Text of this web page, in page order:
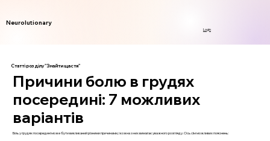
Neurolutionary
Login
Статті розділу "Знайти щастя"
Причини болю в грудях
посередині: 7 можливих
варіантів
Біль у грудях посередині може бути викликаний різними причинами, і кожна з них вимагає уважного розгляду. Ось сім можливих пояснень: